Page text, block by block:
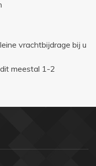
vrachtbijdrage bij u
meestal 1-2